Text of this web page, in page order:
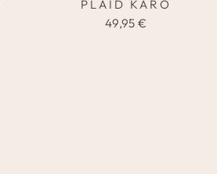
PLAID KARO
49,95 €